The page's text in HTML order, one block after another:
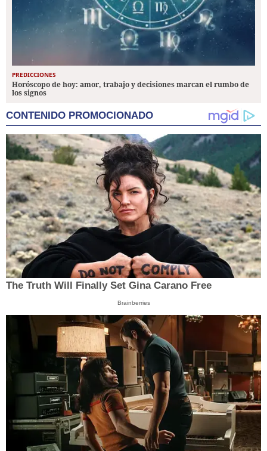
PREDICCIONES
Horóscopo de hoy: amor, trabajo y decisiones marcan el rumbo de
los signos
CONTENIDO PROMOCIONADO
The Truth Will Finally Set Gina Carano Free
Brainberries